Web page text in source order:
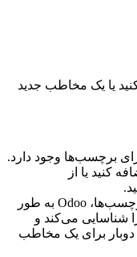
یا یک مخاطب جدید
برچسب‌ها وجود دارد.
کنید یا از
برای اطمینان از عدم تکرار برچسب‌ها، Odoo به طور
شناسایی می‌کند و
برای یک مخاطب